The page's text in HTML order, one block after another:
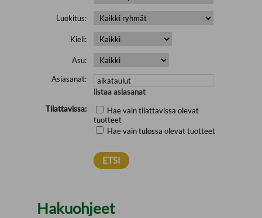
Luokitus:
Kieli:
Asu:
Asiasanat:
listaa asiasanat
Tilattavissa:
Hae vain tilattavissa olevat
tuotteet
Hae vain tulossa olevat tuotteet
Hakuohjeet